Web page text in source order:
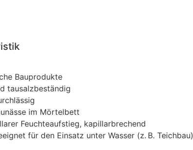
Bauprodukte
tausalzbeständig
im Mörtelbett
Feuchteaufstieg, kapillarbrechend
für den Einsatz unter Wasser (z. B. Teichbau)